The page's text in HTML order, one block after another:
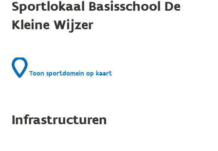
Sportlokaal Basisschool De
Kleine Wijzer
Toon sportdomein op kaart
Infrastructuren